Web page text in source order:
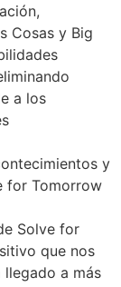
Cosas y Big
a los
y
for Tomorrow
Solve for
que nos
llegado a más